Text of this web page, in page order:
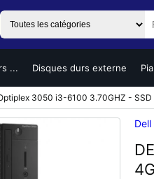
... Disques durs externe
3050 i3-6100 3.70GHZ - SSD
Dell